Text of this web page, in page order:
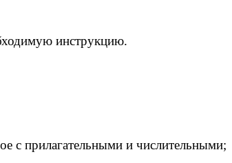
инструкцию.
с прилагательными и числительными;